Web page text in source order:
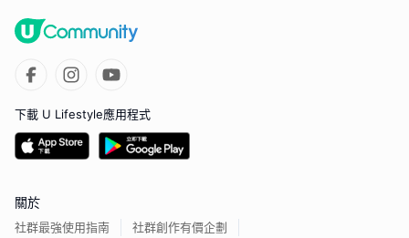
下載 U Lifestyle應用程式
關於
社群最強使用指南 社群創作有價企劃